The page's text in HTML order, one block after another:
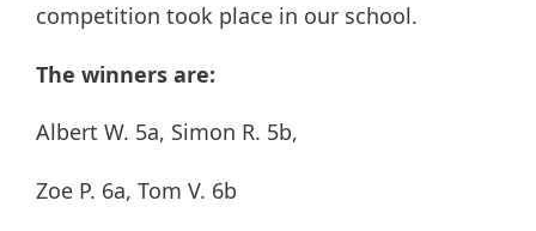
competition took place in our school.
The winners are:
Albert W. 5a, Simon R. 5b,
Zoe P. 6a, Tom V. 6b